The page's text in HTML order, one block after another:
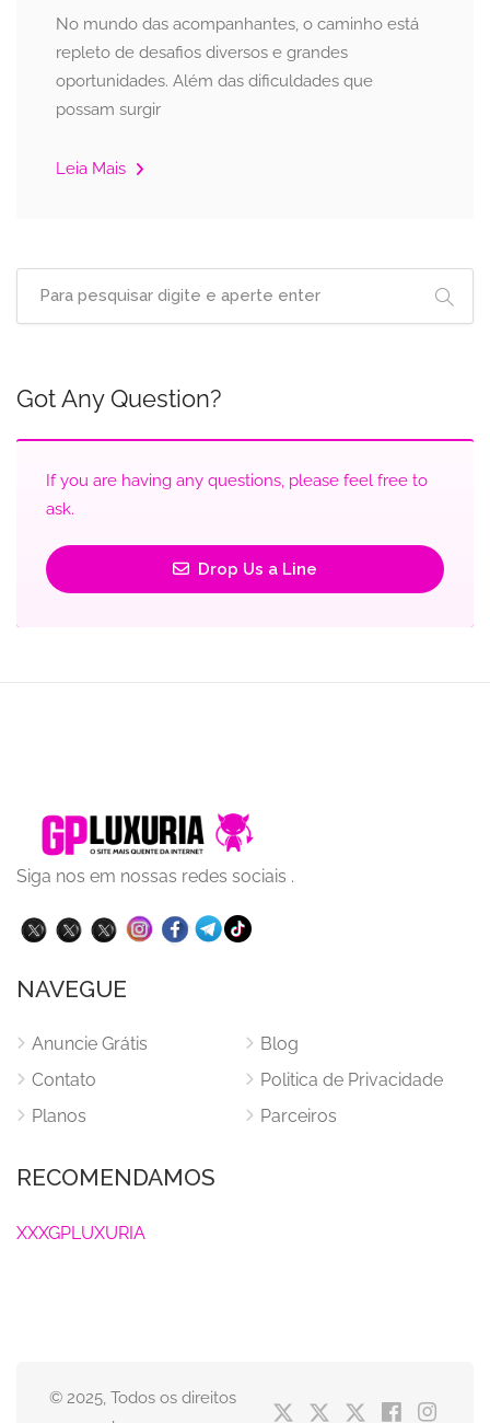
No mundo das acompanhantes, o caminho está
repleto de desafios diversos e grandes
oportunidades. Além das dificuldades que
possam surgir
Leia Mais
Got Any Question?
If you are having any questions, please feel free to
ask.
Drop Us a Line
Siga nos em nossas redes sociais .
NAVEGUE
Anuncie Grátis
Contato
Planos
Blog
Politica de Privacidade
Parceiros
RECOMENDAMOS
XXXGPLUXURIA
© 2025, Todos os direitos